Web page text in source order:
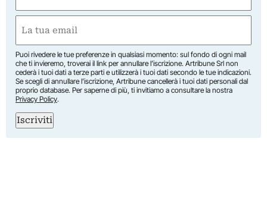
First
(Required)
Puoi rivedere le tue preferenze in qualsiasi momento: sul fondo di ogni mail
che ti invieremo, troverai il link per annullare l’iscrizione. Artribune Srl non
cederà i tuoi dati a terze parti e utilizzerà i tuoi dati secondo le tue indicazioni.
Se scegli di annullare l’iscrizione, Artribune cancellerà i tuoi dati personali dal
proprio database. Per saperne di più, ti invitiamo a consultare la nostra
Privacy Policy.
Iscriviti